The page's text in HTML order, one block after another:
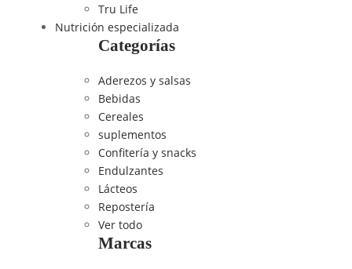
Tru Life
Nutrición especializada
Categorías
Aderezos y salsas
Bebidas
Cereales
suplementos
Confitería y snacks
Endulzantes
Lácteos
Repostería
Ver todo
Marcas